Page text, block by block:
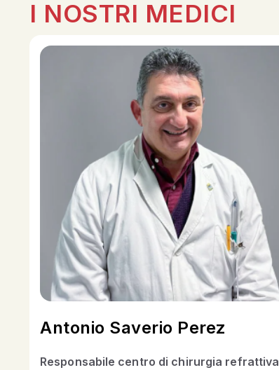
I NOSTRI MEDICI
Antonio Saverio Perez
Responsabile centro di chirurgia refrattiva